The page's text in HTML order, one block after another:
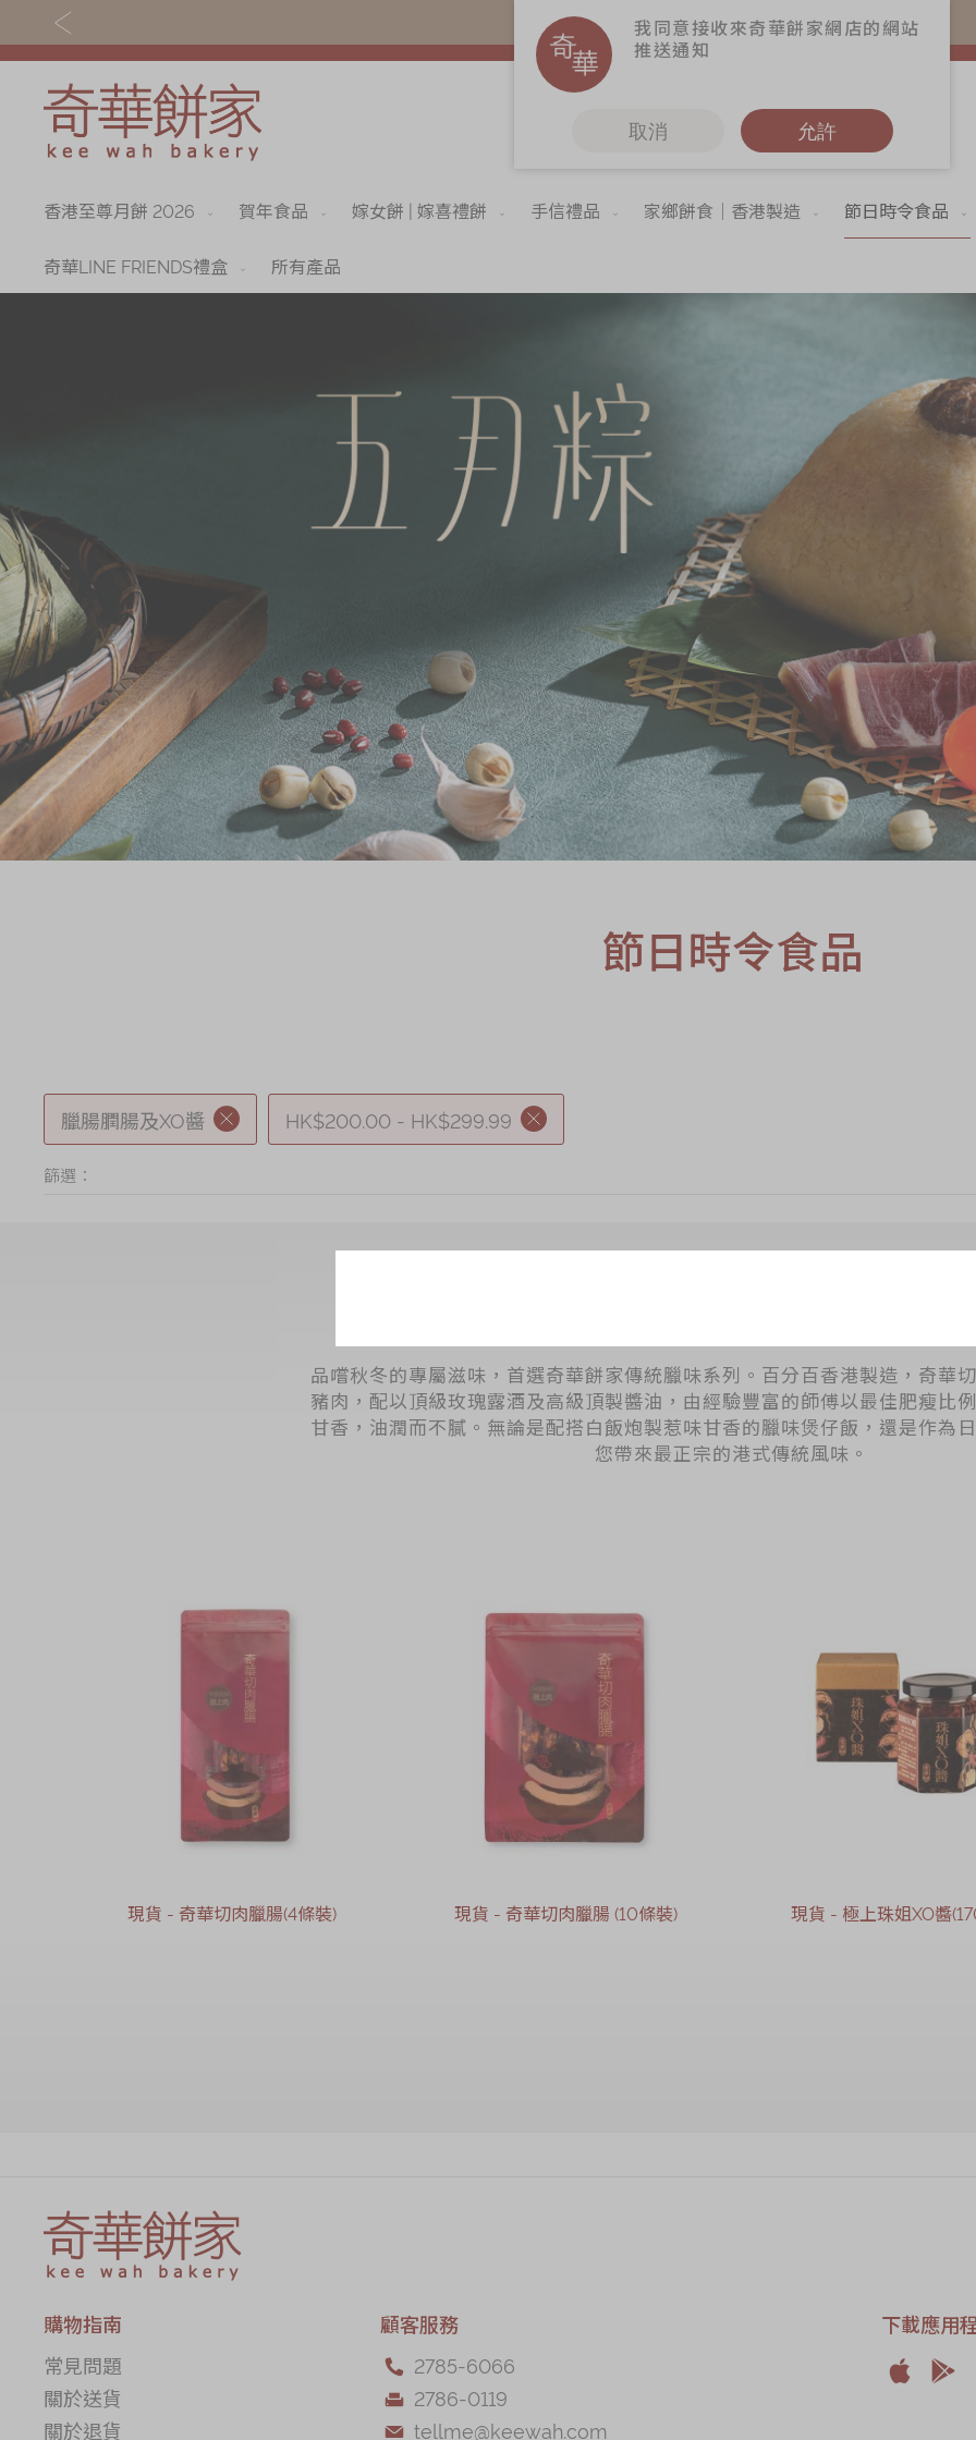
易賞錢會員憑推廣碼購買現貨產品可賺易賞錢($5=1分)
關於奇華
奇華傳奇
奇華餅食
香港至尊月餅 2026
家鄉餅食｜香港製造
節日時令食品
奇華LINE FRIENDS
禮盒
所有產品
產品價目表
更多
聯絡奇華
加入奇華
EN 简体
香港至尊月餅 2026 賀年食品 嫁女餅 | 嫁喜禮餅 手信禮品 家鄉餅食｜香港製造 節日時令食品
奇華LINE FRIENDS禮盒 所有產品
節日時令食品
臘腸膶腸及XO醬 HK$200.00 - HK$299.99
篩選：
品嚐秋冬的專屬滋味，首選奇華餅家傳統臘味系列。百分百香港製造，奇華
豬肉，配以頂級玫瑰露酒及高級頂製醬油，由經驗豐富的師傅以最佳肥瘦比
甘香，油潤而不膩。無論是配搭白飯炮製惹味甘香的臘味煲仔飯，還是作為
您帶來最正宗的港式傳統風味。
現貨 - 奇華切肉臘腸(4條裝) 現貨 - 奇華切肉臘腸 (10條裝) 現貨 - 極上珠姐XO醬
購物指南
常見問題
關於送貨
關於退貨
顧客服務
 2785-6066
 2786-0119
 tellme@keewah.com
下載應用


我同意接收來奇華餅家網店的網站
推送通知
取消 允許